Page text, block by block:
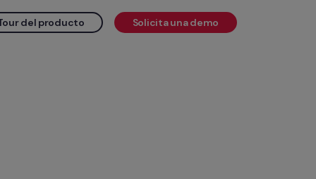
del producto Solicita una demo